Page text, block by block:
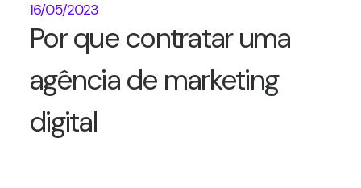
16/05/2023
Por que contratar uma
agência de marketing
digital